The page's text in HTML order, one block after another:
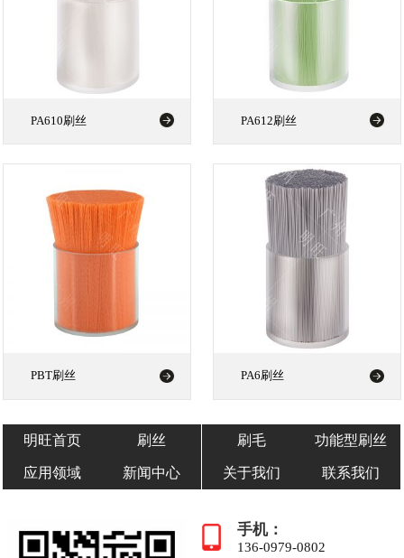
PA610刷丝 PA612刷丝
PBT刷丝 PA6刷丝
明旺首页 刷丝 刷毛 功能型刷丝
应用领域 新闻中心 关于我们 联系我们
手机：
136-0979-0802